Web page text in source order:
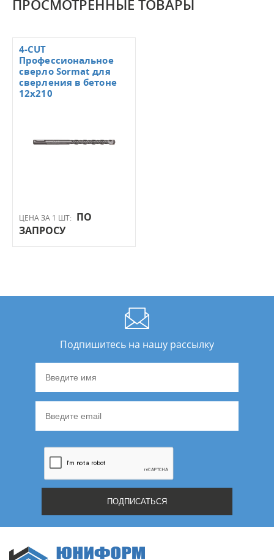
ПРОСМОТРЕННЫЕ ТОВАРЫ
ЦЕНА ЗА 1 ШТ:
ПО
ЗАПРОСУ
4-CUT
Профессиональное
сверло Sormat для
сверления в бетоне
12х210
Подпишитесь на нашу рассылку